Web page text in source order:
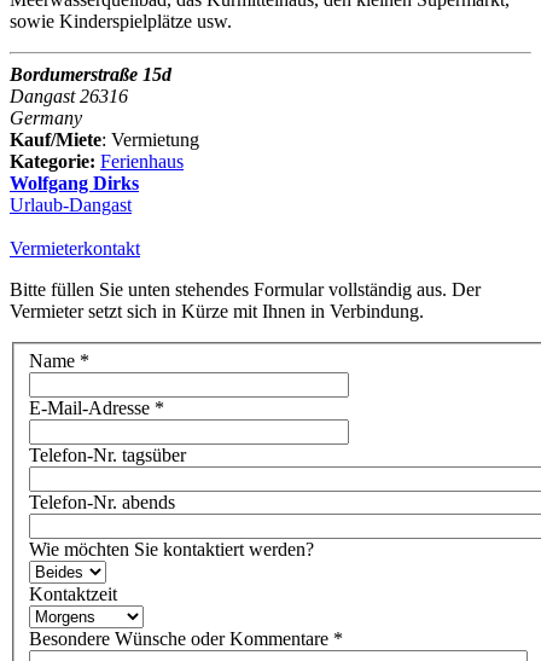
sowie Kinderspielplätze usw.
Bordumerstraße 15d
Dangast 26316
Germany
Kauf/Miete: Vermietung
Kategorie: Ferienhaus
Wolfgang Dirks
Urlaub-Dangast
Vermieterkontakt
Bitte füllen Sie unten stehendes Formular vollständig aus. Der
Vermieter setzt sich in Kürze mit Ihnen in Verbindung.
Name *
E-Mail-Adresse *
Telefon-Nr. tagsüber
Telefon-Nr. abends
Wie möchten Sie kontaktiert werden?
Kontaktzeit
Besondere Wünsche oder Kommentare *